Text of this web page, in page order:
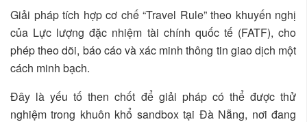
Giải pháp tích hợp cơ chế “Travel Rule” theo khuyến nghị
của Lực lượng đặc nhiệm tài chính quốc tế (FATF), cho
phép theo dõi, báo cáo và xác minh thông tin giao dịch một
cách minh bạch.
Đây là yếu tố then chốt để giải pháp có thể được thử
nghiệm trong khuôn khổ sandbox tại Đà Nẵng, nơi đang